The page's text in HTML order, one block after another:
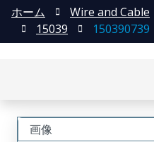
ホーム Wire and Cable
15039
150390739
画像